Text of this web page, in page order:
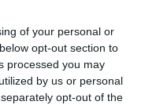
of your personal or
opt-out section to
processed you may
by us or personal
opt-out of the